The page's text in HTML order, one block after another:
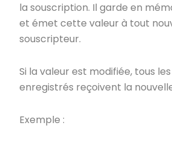
la souscription. Il garde en
et émet cette valeur à tout
souscripteur.
Si la valeur est modifiée, tous
enregistrés reçoivent la
Exemple :